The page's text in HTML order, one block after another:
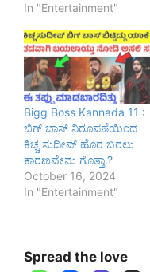
In "Entertainment"
Bigg Boss Kannada 11 :
ಬಿಗ್ ಬಾಸ್ ನಿರೂಪಣೆಯಿಂದ
ಕಿಚ್ಚ ಸುದೀಪ್ ಹೊರ ಬರಲು
ಕಾರಣವೇನು ಗೊತ್ತಾ.?
October 16, 2024
In "Entertainment"
Spread the love